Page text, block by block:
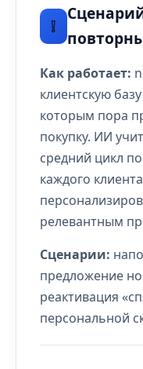
❕
Как работает:
клиентскую
которым пора
покупку. ИИ
средний цикл
каждого
релевантным
Сценарии:
предложение
реактивация
персональной